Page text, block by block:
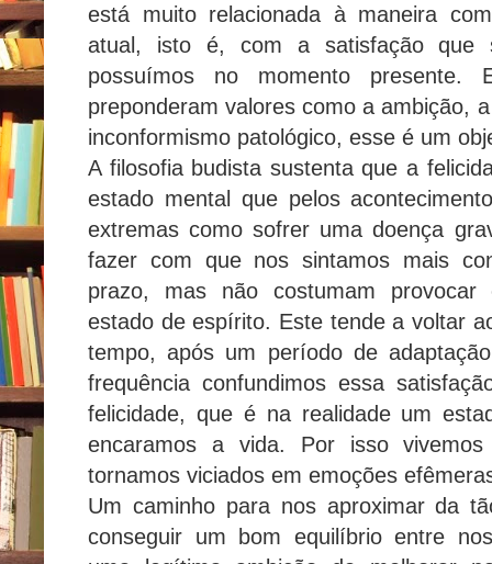
está muito relacionada à maneira
atual, isto é, com a satisfação que
possuímos no momento presente.
preponderam valores como a ambição,
inconformismo patológico, esse é um
A filosofia budista sustenta que a
estado mental que pelos
extremas como sofrer uma doença
fazer com que nos sintamos mais
prazo, mas não costumam provocar
estado de espírito. Este tende a voltar
tempo, após um período de
frequência confundimos essa
felicidade, que é na realidade um
encaramos a vida. Por isso
tornamos viciados em emoções
Um caminho para nos aproximar da
conseguir um bom equilíbrio entre